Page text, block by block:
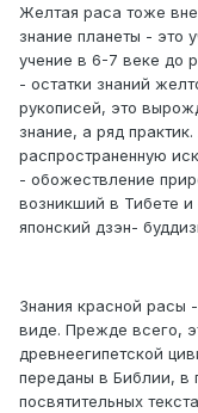
Желтая раса тоже
знание планеты - это
учение в 6-7 веке до
- остатки знаний
рукописей, это
знание, а ряд
распространенную
- обожествление
возникший в Тибете и
японский дзэн-
Знания красной расы
виде. Прежде всего,
древнеегипетской
переданы в Библии, в
посвятительных